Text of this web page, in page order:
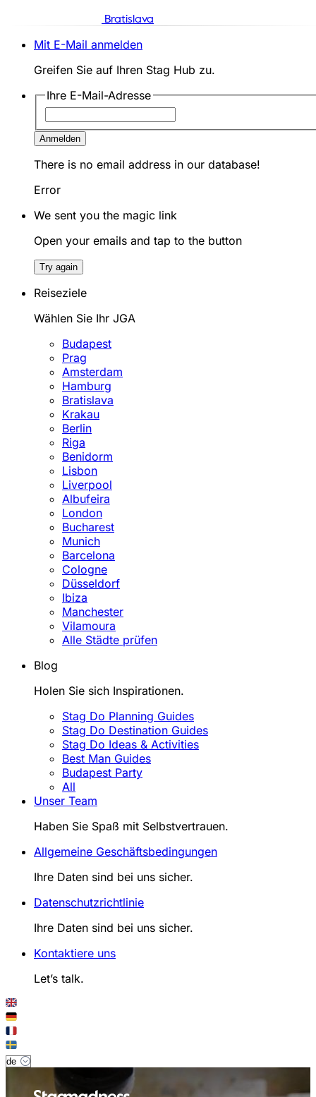
Bratislava
Mit E-Mail anmelden
Greifen Sie auf Ihren Stag Hub zu.
Ihre E-Mail-Adresse
Anmelden
There is no email address in our database!
Error
We sent you the magic link
Open your emails and tap to the button
Try again
Reiseziele
Wählen Sie Ihr JGA
Budapest
Prag
Amsterdam
Hamburg
Bratislava
Krakau
Berlin
Riga
Benidorm
Lisbon
Liverpool
Albufeira
London
Bucharest
Munich
Barcelona
Cologne
Düsseldorf
Ibiza
Manchester
Vilamoura
Alle Städte prüfen
Blog
Holen Sie sich Inspirationen.
Stag Do Planning Guides
Stag Do Destination Guides
Stag Do Ideas & Activities
Best Man Guides
Budapest Party
All
Unser Team
Haben Sie Spaß mit Selbstvertrauen.
Allgemeine Geschäftsbedingungen
Ihre Daten sind bei uns sicher.
Datenschutzrichtlinie
Ihre Daten sind bei uns sicher.
Kontaktiere uns
Let’s talk.